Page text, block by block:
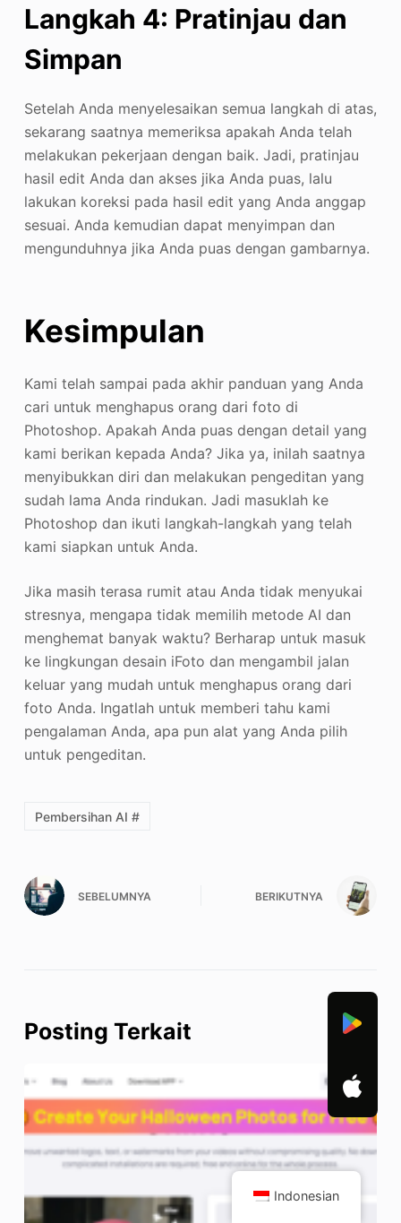
Langkah 4: Pratinjau dan
Simpan
Setelah Anda menyelesaikan semua langkah di atas,
sekarang saatnya memeriksa apakah Anda telah
melakukan pekerjaan dengan baik. Jadi, pratinjau
hasil edit Anda dan akses jika Anda puas, lalu
lakukan koreksi pada hasil edit yang Anda anggap
sesuai. Anda kemudian dapat menyimpan dan
mengunduhnya jika Anda puas dengan gambarnya.
Kesimpulan
Kami telah sampai pada akhir panduan yang Anda
cari untuk menghapus orang dari foto di
Photoshop. Apakah Anda puas dengan detail yang
kami berikan kepada Anda? Jika ya, inilah saatnya
menyibukkan diri dan melakukan pengeditan yang
sudah lama Anda rindukan. Jadi masuklah ke
Photoshop dan ikuti langkah-langkah yang telah
kami siapkan untuk Anda.
Jika masih terasa rumit atau Anda tidak menyukai
stresnya, mengapa tidak memilih metode AI dan
menghemat banyak waktu? Berharap untuk masuk
ke lingkungan desain iFoto dan mengambil jalan
keluar yang mudah untuk menghapus orang dari
foto Anda. Ingatlah untuk memberi tahu kami
pengalaman Anda, apa pun alat yang Anda pilih
untuk pengeditan.
Pembersihan AI #
SEBELUMNYA BERIKUTNYA
Posting Terkait
Indonesian